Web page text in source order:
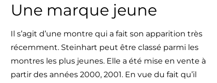
Une marque jeune
Il s’agit d’une montre qui a fait son apparition très
récemment. Steinhart peut être classé parmi les
montres les plus jeunes. Elle a été mise en vente à
partir des années 2000, 2001. En vue du fait qu’il